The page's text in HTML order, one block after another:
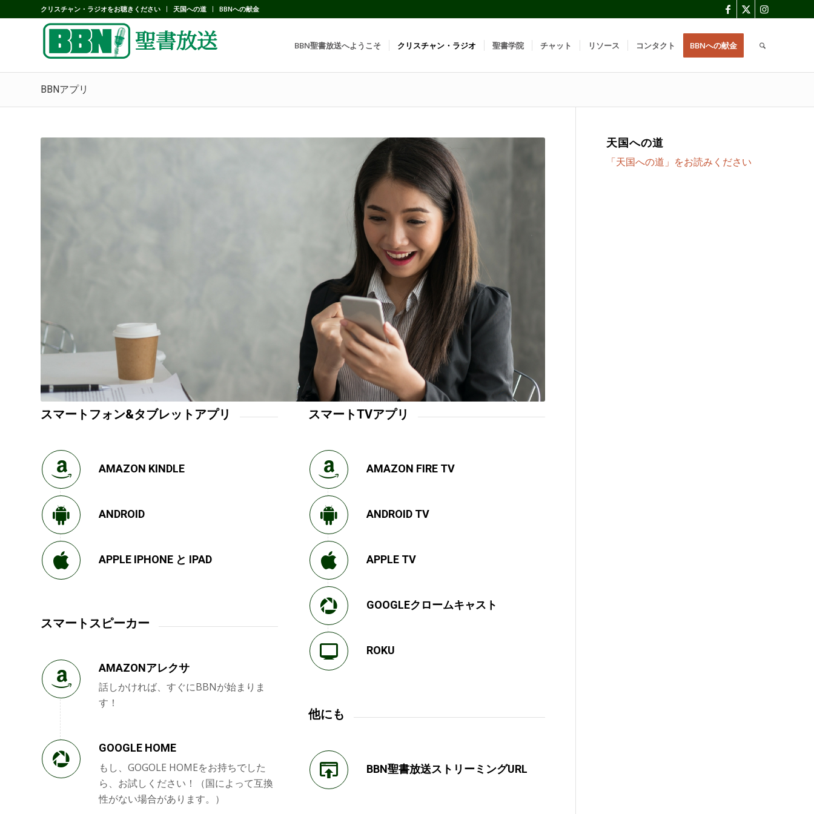
クリスチャン・ラジオをお聴きください 天国への道 BBNへの献金
BBN聖書放送へようこそ クリスチャン・ラジオ 聖書学院 チャット リソース コンタクト BBNへの献金
BBNアプリ
スマートフォン&タブレットアプリ
AMAZON KINDLE
ANDROID
APPLE IPHONE と IPAD
スマートスピーカー
AMAZONアレクサ
話しかければ、すぐにBBNが始まりま
す！
GOOGLE HOME
もし、GOGOLE HOMEをお持ちでした
ら、お試しください！（国によって互換
性がない場合があります。）
スマートTVアプリ
AMAZON FIRE TV
ANDROID TV
APPLE TV
GOOGLEクロームキャスト
ROKU
他にも
BBN聖書放送ストリーミングURL
天国への道
「天国への道」をお読みください